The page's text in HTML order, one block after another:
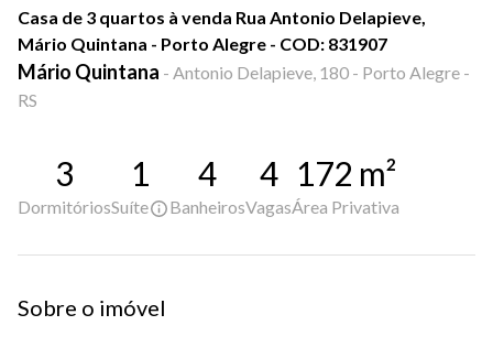
Casa de 3 quartos à venda Rua Antonio Delapieve,
Mário Quintana - Porto Alegre - COD: 831907
Mário Quintana - Antonio Delapieve, 180 - Porto Alegre -
RS
3
Dormitórios
1
Suíte
4
Banheiros
4
Vagas
172 m²
Área Privativa
Sobre o imóvel